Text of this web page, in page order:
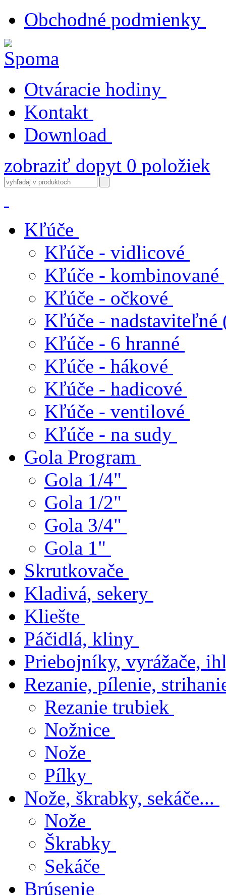
Obchodné podmienky
Otváracie hodiny
Kontakt
Download
zobraziť dopyt 0 položiek
Kľúče
Kľúče - vidlicové
Kľúče - kombinované
Kľúče - očkové
Kľúče - nadstaviteľné
Kľúče - 6 hranné
Kľúče - hákové
Kľúče - hadicové
Kľúče - ventilové
Kľúče - na sudy
Gola Program
Gola 1/4"
Gola 1/2"
Gola 3/4"
Gola 1"
Skrutkovače
Kladivá, sekery
Kliešte
Páčidlá, kliny
Priebojníky, vyrážače,
Rezanie, pílenie,
Rezanie trubiek
Nožnice
Nože
Pílky
Nože, škrabky, sekáče...
Nože
Škrabky
Sekáče
Brúsenie